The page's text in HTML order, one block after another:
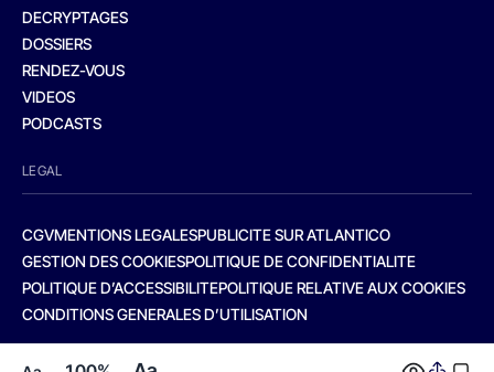
DECRYPTAGES
DOSSIERS
RENDEZ-VOUS
VIDEOS
PODCASTS
LEGAL
CGVMENTIONS LEGALESPUBLICITE SUR ATLANTICO
GESTION DES COOKIESPOLITIQUE DE CONFIDENTIALITE
POLITIQUE D’ACCESSIBILITEPOLITIQUE RELATIVE AUX COOKIES
CONDITIONS GENERALES D’UTILISATION